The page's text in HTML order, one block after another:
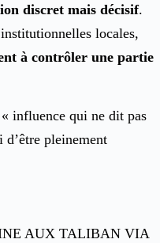
discret mais décisif.
locales,
à contrôler une partie
influence qui ne dit pas
pleinement
AUX TALIBAN VIA